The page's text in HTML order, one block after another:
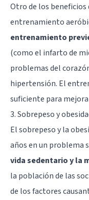
Otro de los beneficios
entrenamiento
entrenamiento
(como el infarto de
problemas del
hipertensión. El
suficiente para
3. Sobrepeso y
El sobrepeso y la
años en un problema
vida sedentario y la
la población de las
de los factores